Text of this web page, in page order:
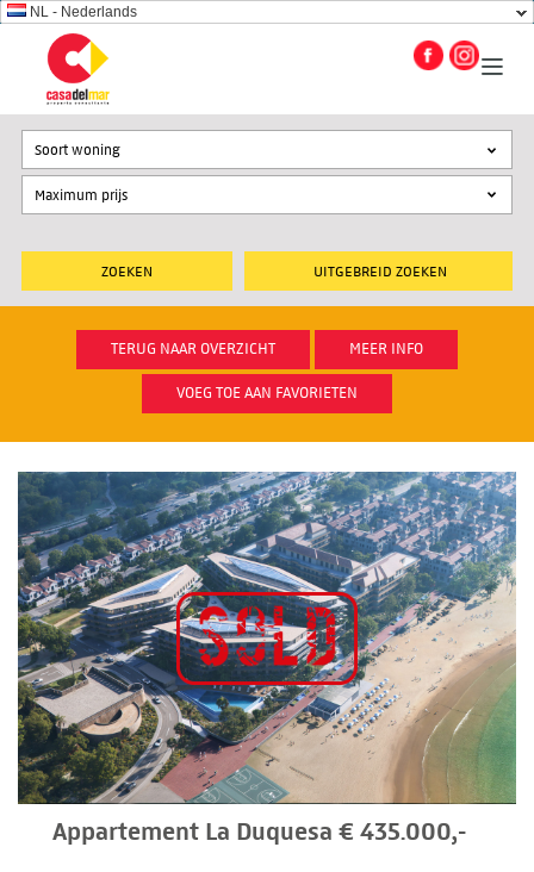
NL - Nederlands
UITGEBREID ZOEKEN
Soort woning
TERUG NAAR OVERZICHT MEER INFO
VOEG TOE AAN FAVORIETEN
Appartement La Duquesa € 435.000,-